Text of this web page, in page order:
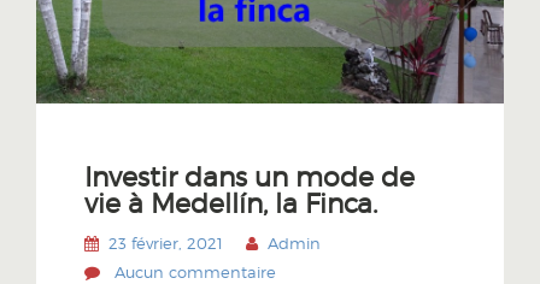
Investir dans un mode de
vie à Medellín, la Finca.
23 février, 2021
Admin
Aucun commentaire